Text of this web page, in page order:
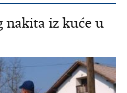
nakita iz kuće u